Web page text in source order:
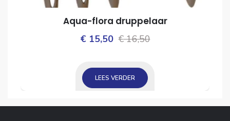
Aqua-flora druppelaar
€16,50Oorspronkelijke
€15,50
Huidige
LEES VERDER